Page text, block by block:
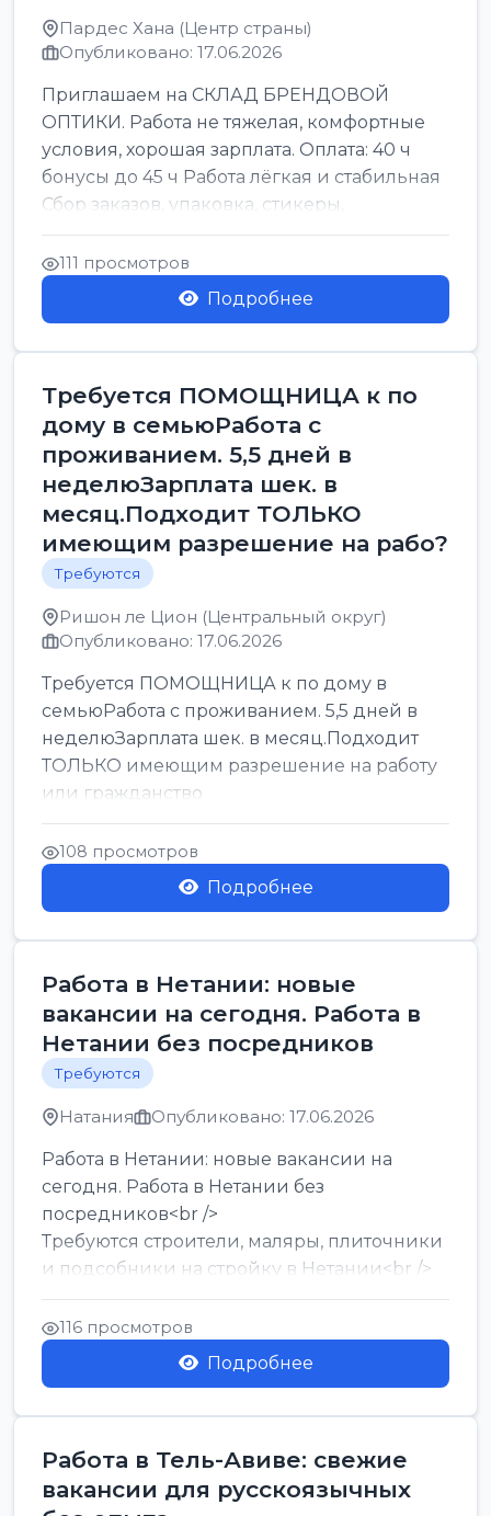
Пардес Хана (Центр страны)
Опубликовано: 17.06.2026
Приглашаем на СКЛАД БРЕНДОВОЙ
ОПТИКИ. Работа не тяжелая, комфортные
условия, хорошая зарплата. Оплата: 40 ч
бонусы до 45 ч Работа лёгкая и стабильная
Сбор заказов, упаковка, стикеры,
сортировка Воскре...
111 просмотров
Подробнее
Требуется ПОМОЩНИЦА к по
дому в семьюРабота с
проживанием. 5,5 дней в
неделюЗарплата шек. в
месяц.Подходит ТОЛЬКО
имеющим разрешение на рабо?
Требуются
Ришон ле Цион (Центральный округ)
Опубликовано: 17.06.2026
Требуется ПОМОЩНИЦА к по дому в
семьюРабота с проживанием. 5,5 дней в
неделюЗарплата шек. в месяц.Подходит
ТОЛЬКО имеющим разрешение на работу
или гражданство
108 просмотров
Подробнее
Работа в Нетании: новые
вакансии на сегодня. Работа в
Нетании без посредников
Требуются
Натания Опубликовано: 17.06.2026
Работа в Нетании: новые вакансии на
сегодня. Работа в Нетании без
посредников<br />
Требуются строители, маляры, плиточники
и подсобники на стройку в Нетании<br />
Срочно требуются горничные, уборщи...
116 просмотров
Подробнее
Работа в Тель-Авиве: свежие
вакансии для русскоязычных